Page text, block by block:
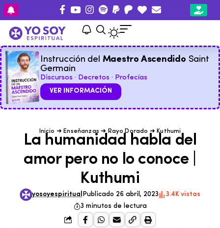
Instrucción del Maestro Ascendido Saint
Germain
Discursos · Decretos · Profecías
VER INFORMACIÓN
Inicio ➜ Enseñanzas ➜ Rayo Dorado ➜ Kuthumi
La humanidad habla del
amor pero no lo conoce |
Kuthumi
yosoyespiritual Publicado 26 abril, 2023
3.4K vistas
3 minutos de lectura